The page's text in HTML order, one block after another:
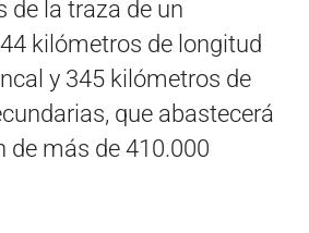
de la traza de un
kilómetros de longitud
y 345 kilómetros de
que abastecerá
de más de 410.000